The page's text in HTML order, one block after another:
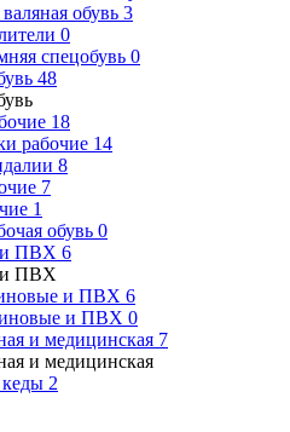
обувь 3
0
спецобувь 0
48
18
рабочие 14
8
7
1
обувь 0
и ПВХ 6
и ПВХ
и ПВХ 6
и ПВХ 0
и медицинская 7
и медицинская
2